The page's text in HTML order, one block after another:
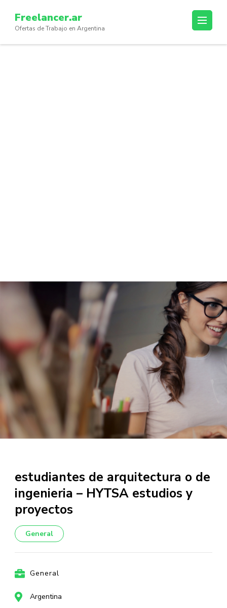
content
(Press
Freelancer.ar
Ofertas de Trabajo en Argentina
estudiantes de arquitectura o de
ingenieria – HYTSA estudios y
proyectos
General
General
Argentina